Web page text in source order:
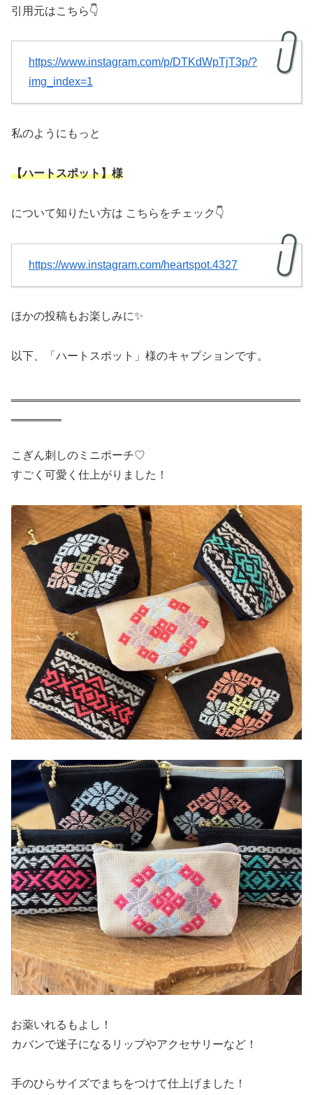
引用元はこちら👇
https://www.instagram.com/p/DTKdWpTjT3p/?
img_index=1
私のようにもっと
【ハートスポット】様
について知りたい方は こちらをチェック👇
https://www.instagram.com/heartspot.4327
ほかの投稿もお楽しみに✨
以下、「ハートスポット」様のキャプションです。
こぎん刺しのミニポーチ♡
すごく可愛く仕上がりました！
お薬いれるもよし！
カバンで迷子になるリップやアクセサリーなど！
手のひらサイズでまちをつけて仕上げました！